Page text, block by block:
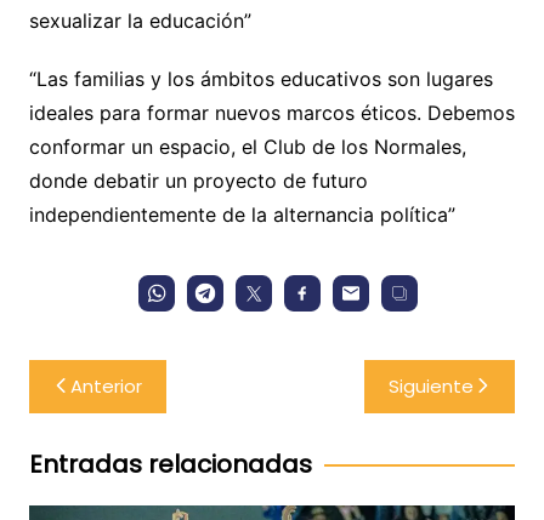
sexualizar la educación”
“Las familias y los ámbitos educativos son lugares
ideales para formar nuevos marcos éticos. Debemos
conformar un espacio, el Club de los Normales,
donde debatir un proyecto de futuro
independientemente de la alternancia política”
Navegación
de
entradas
Anterior Siguiente
Entradas relacionadas